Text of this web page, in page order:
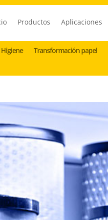
Productos Aplicaciones
Higiene Transformación papel
Higiene Transformación papel